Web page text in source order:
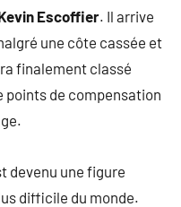
Escoffier. Il arrive
une côte cassée et
finalement classé
points de compensation
devenu une figure
difficile du monde.